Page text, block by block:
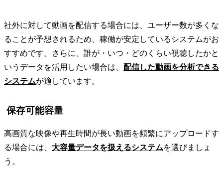
社外に対して動画を配信する場合には、ユーザー数が多くな
ることが予想されるため、稼働が安定しているシステムがお
すすめです。さらに、誰が・いつ・どのくらい視聴したかと
いうデータを活用したい場合は、 配信した動画を分析できる
システムが適しています。
保存可能容量
高画質な映像や再生時間が長い動画を頻繁にアップロードす
る場合には、 大容量データを扱えるシステムを選びましょ
う。